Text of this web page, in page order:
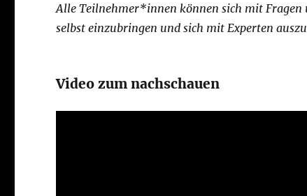
Alle Teilnehmer*innen können sich mit Fragen
selbst einzubringen und sich mit Experten
Video zum nachschauen